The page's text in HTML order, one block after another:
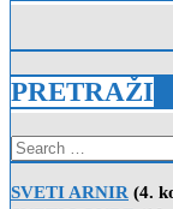
PRETRAŽI
Search
for:
SVETI ARNIR (4.